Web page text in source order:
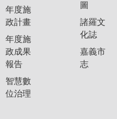
年度施
政計畫
年度施
政成果
報告
智慧數
位治理
圖
諸羅文
化誌
嘉義市
志